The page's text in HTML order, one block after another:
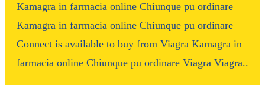
Kamagra in farmacia online Chiunque pu ordinare
Kamagra in farmacia online Chiunque pu ordinare
Connect is available to buy from Viagra Kamagra in
farmacia online Chiunque pu ordinare Viagra Viagra..